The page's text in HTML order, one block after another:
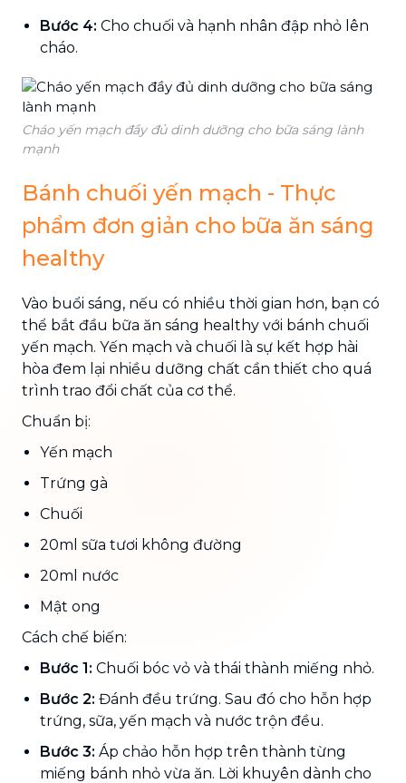
Bước 4: Cho chuối và hạnh nhân đập nhỏ lên
cháo.
Cháo yến mạch đầy đủ dinh dưỡng cho bữa sáng lành
mạnh
Bánh chuối yến mạch - Thực
phẩm đơn giản cho bữa ăn sáng
healthy
Vào buổi sáng, nếu có nhiều thời gian hơn, bạn có
thể bắt đầu bữa ăn sáng healthy với bánh chuối
yến mạch. Yến mạch và chuối là sự kết hợp hài
hòa đem lại nhiều dưỡng chất cần thiết cho quá
trình trao đổi chất của cơ thể.
Chuẩn bị:
Yến mạch
Trứng gà
Chuối
20ml sữa tươi không đường
20ml nước
Mật ong
Cách chế biến:
Bước 1: Chuối bóc vỏ và thái thành miếng nhỏ.
Bước 2: Đánh đều trứng. Sau đó cho hỗn hợp
trứng, sữa, yến mạch và nước trộn đều.
Bước 3: Áp chảo hỗn hợp trên thành từng
miếng bánh nhỏ vừa ăn. Lời khuyên dành cho